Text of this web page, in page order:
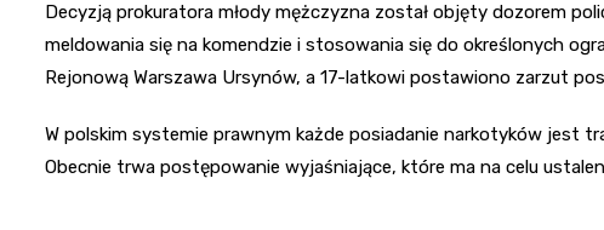
Decyzją prokuratora młody mężczyzna został objęty dozorem
meldowania się na komendzie i stosowania się do określonych
Rejonową Warszawa Ursynów, a 17-latkowi postawiono zarzut
W polskim systemie prawnym każde posiadanie narkotyków jest
Obecnie trwa postępowanie wyjaśniające, które ma na celu